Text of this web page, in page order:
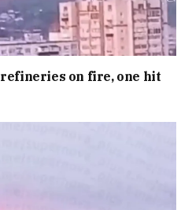
on fire, one hit